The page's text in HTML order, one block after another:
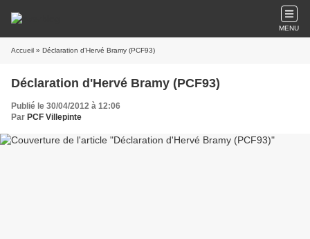
MENU
Accueil » Déclaration d'Hervé Bramy (PCF93)
Déclaration d'Hervé Bramy (PCF93)
Publié le 30/04/2012 à 12:06
Par PCF Villepinte